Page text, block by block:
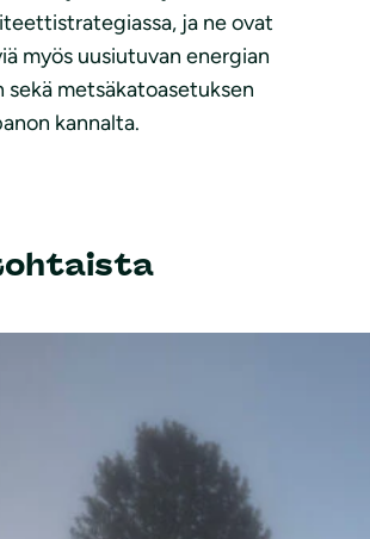
ja ne ovat
myös uusiutuvan energian
sekä metsäkatoasetuksen
kannalta.